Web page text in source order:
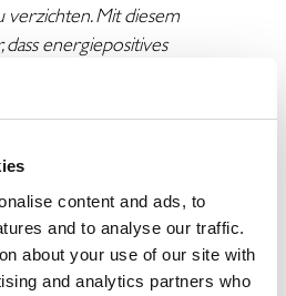
content and ads, to
and to analyse our traffic.
about your use of our site with
and analytics partners who
verzichten. Mit diesem
energiepositives
2.000 Euro jährlich. Wir
das eine neue
und damit
zugleich ist.”